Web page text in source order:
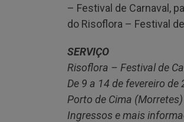
– Festival de Carnaval,
do Risoflora – Festival
SERVIÇO
Risoflora – Festival de
De 9 a 14 de fevereiro de
Porto de Cima (Morretes)
Ingressos e mais